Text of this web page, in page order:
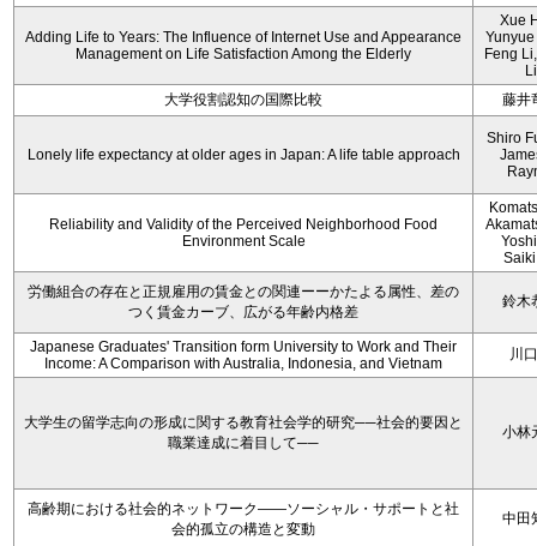
Adding Life to Years: The Influence of Internet Use and Appearance
Management on Life Satisfaction Among the Elderly
Xue
Feng
Li
大学役割認知の国際比較
藤井
Lonely life expectancy at older ages in Japan: A life table approach
Shiro
Reliability and Validity of the Perceived Neighborhood Food
Environment Scale
労働組合の存在と正規雇用の賃金との関連ーーかたよる属性、差の
つく賃金カーブ、広がる年齢内格差
鈴木
Japanese Graduates' Transition form University to Work and Their
Income: A Comparison with Australia, Indonesia, and Vietnam
川
大学生の留学志向の形成に関する教育社会学的研究──社会的要因と
職業達成に着目して──
小林
高齢期における社会的ネットワーク――ソーシャル・サポートと社
会的孤立の構造と変動
中田